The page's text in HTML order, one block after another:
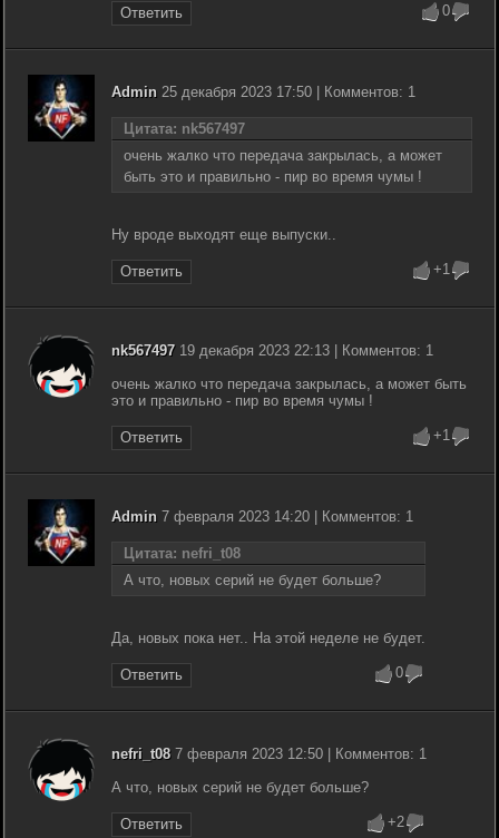
Ответить 0
Admin 25 декабря 2023 17:50 | Комментов: 1
Цитата: nk567497
очень жалко что передача закрылась, а может
быть это и правильно - пир во время чумы !
Ну вроде выходят еще выпуски..
Ответить +1
nk56749719 декабря 2023 22:13 | Комментов: 1
очень жалко что передача закрылась, а может быть
это и правильно - пир во время чумы !
Ответить +1
Admin 7 февраля 2023 14:20 | Комментов: 1
Цитата: nefri_t08
А что, новых серий не будет больше?
Да, новых пока нет.. На этой неделе не будет.
Ответить 0
nefri_t087 февраля 2023 12:50 | Комментов: 1
А что, новых серий не будет больше?
Ответить +2